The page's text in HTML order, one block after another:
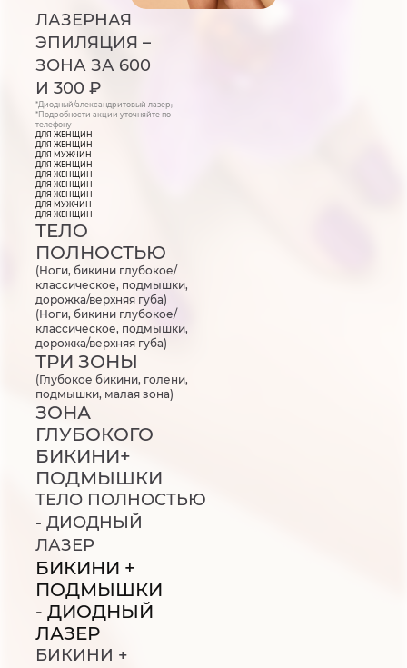
ЛАЗЕРНАЯ
ЭПИЛЯЦИЯ –
ЗОНА ЗА 600
И 300 ₽
*Диодный/александритовый лазер;
*Подробности акции уточняйте по
телефону
ДЛЯ ЖЕНЩИН
ДЛЯ ЖЕНЩИН
ДЛЯ МУЖЧИН
ДЛЯ ЖЕНЩИН
ДЛЯ ЖЕНЩИН
ДЛЯ ЖЕНЩИН
ДЛЯ ЖЕНЩИН
ДЛЯ МУЖЧИН
ДЛЯ ЖЕНЩИН
ТЕЛО
ПОЛНОСТЬЮ
(Ноги, бикини глубокое/
классическое, подмышки,
дорожка/верхняя губа)
(Ноги, бикини глубокое/
классическое, подмышки,
дорожка/верхняя губа)
ТРИ ЗОНЫ
(Глубокое бикини, голени,
подмышки, малая зона)
ЗОНА
ГЛУБОКОГО
БИКИНИ+
ПОДМЫШКИ
ТЕЛО ПОЛНОСТЬЮ
- ДИОДНЫЙ
ЛАЗЕР
БИКИНИ +
ПОДМЫШКИ
- ДИОДНЫЙ
ЛАЗЕР
БИКИНИ +